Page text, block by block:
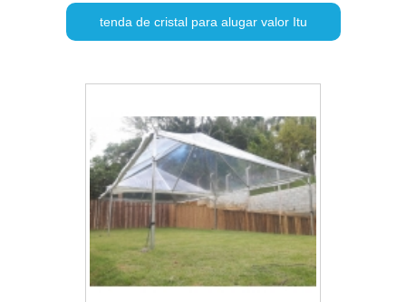
tenda de cristal para alugar valor Itu